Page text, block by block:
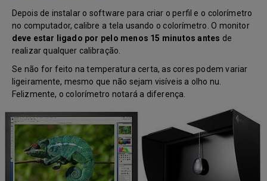
Depois de instalar o software para criar o perfil e o colorímetro
no computador, calibre a tela usando o colorímetro. O monitor
deve estar ligado por pelo menos 15 minutos antes de
realizar qualquer calibração.
Se não for feito na temperatura certa, as cores podem variar
ligeiramente, mesmo que não sejam visíveis a olho nu.
Felizmente, o colorímetro notará a diferença.